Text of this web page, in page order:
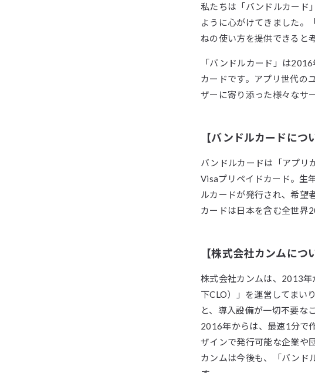
私たちは「バンドルカード
ように心がけてきました。
ねの使い方を提供できると
「バンドルカード」は
カードです。アプリ世代の
ザーに寄り添った様々なサ
【バンドルカードにつ
バンドルカードは「アプリ
Visaプリペイドカード。生
ルカードが発行され、希望
カードは日本を含む全世界
【株式会社カンムにつ
株式会社カンムは、2013
下CLO）」を運営してまい
と、導入設備が一切不要な
2016年からは、最速1分で
ザインで発行可能な企業や
カンムは今後も、「バンド